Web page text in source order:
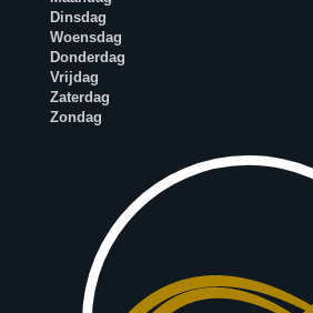
Dinsdag
Woensdag
Donderdag
Vrijdag
Zaterdag
Zondag